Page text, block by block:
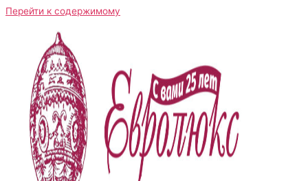
Перейти к содержимому